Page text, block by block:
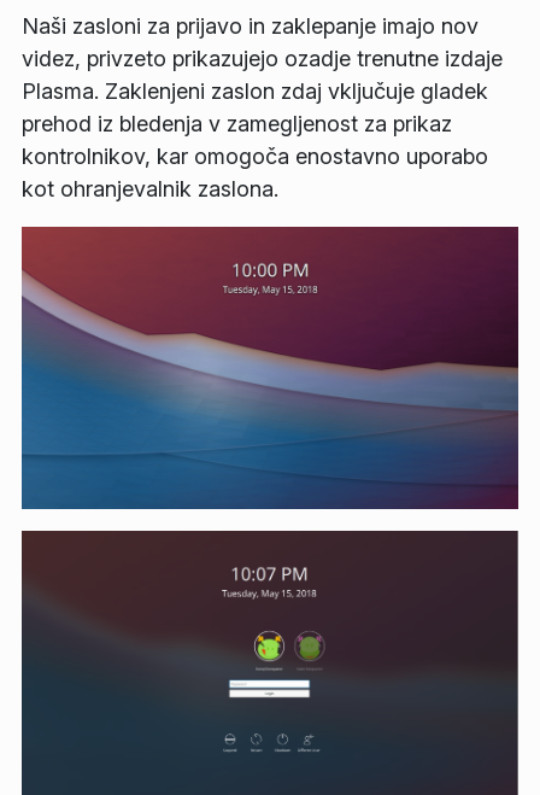
Naši zasloni za prijavo in zaklepanje imajo nov
videz, privzeto prikazujejo ozadje trenutne izdaje
Plasma. Zaklenjeni zaslon zdaj vključuje gladek
prehod iz bledenja v zamegljenost za prikaz
kontrolnikov, kar omogoča enostavno uporabo
kot ohranjevalnik zaslona.